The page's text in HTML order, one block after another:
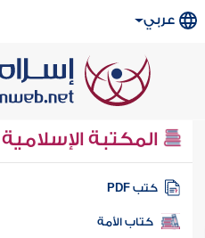
عربي
المكتبة الإسلامية
كتب PDF